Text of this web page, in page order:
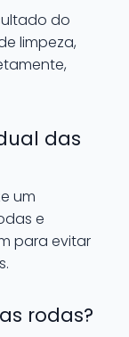
do
limpeza,
das
um
e
para evitar
rodas?